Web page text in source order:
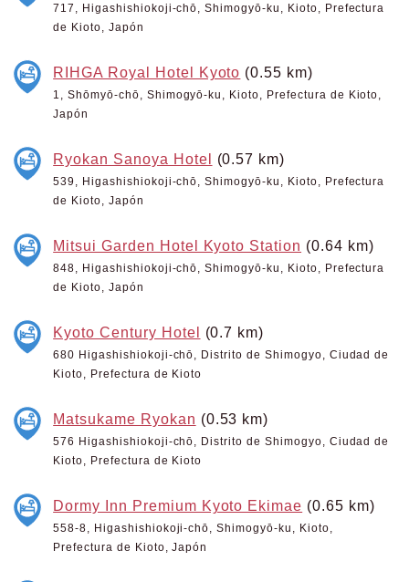
717, Higashishiokoji-chō, Shimogyō-ku, Kioto, Prefectura
de Kioto, Japón
RIHGA Royal Hotel Kyoto (0.55 km)
1, Shōmyō-chō, Shimogyō-ku, Kioto, Prefectura de Kioto,
Japón
Ryokan Sanoya Hotel (0.57 km)
539, Higashishiokoji-chō, Shimogyō-ku, Kioto, Prefectura
de Kioto, Japón
Mitsui Garden Hotel Kyoto Station (0.64 km)
848, Higashishiokoji-chō, Shimogyō-ku, Kioto, Prefectura
de Kioto, Japón
Kyoto Century Hotel (0.7 km)
680 Higashishiokoji-chō, Distrito de Shimogyo, Ciudad de
Kioto, Prefectura de Kioto
Matsukame Ryokan (0.53 km)
576 Higashishiokoji-chō, Distrito de Shimogyo, Ciudad de
Kioto, Prefectura de Kioto
Dormy Inn Premium Kyoto Ekimae (0.65 km)
558-8, Higashishiokoji-chō, Shimogyō-ku, Kioto,
Prefectura de Kioto, Japón